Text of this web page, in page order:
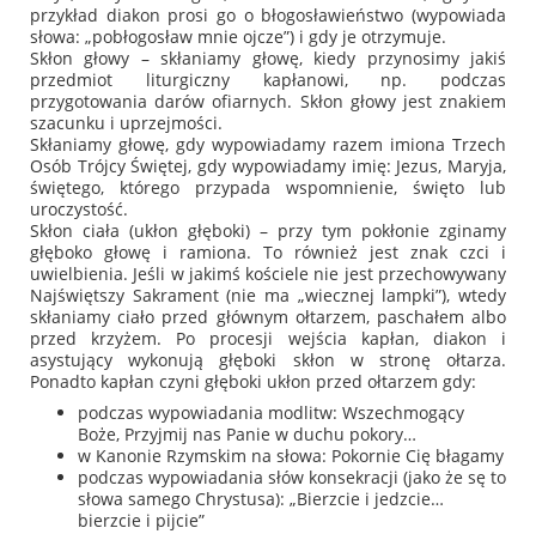
przykład diakon prosi go o błogosławieństwo (wypowiada
słowa: „pobłogosław mnie ojcze”) i gdy je otrzymuje.
Skłon głowy – skłaniamy głowę, kiedy przynosimy jakiś
przedmiot liturgiczny kapłanowi, np. podczas
przygotowania darów ofiarnych. Skłon głowy jest znakiem
szacunku i uprzejmości.
Skłaniamy głowę, gdy wypowiadamy razem imiona Trzech
Osób Trójcy Świętej, gdy wypowiadamy imię: Jezus, Maryja,
świętego, którego przypada wspomnienie, święto lub
uroczystość.
Skłon ciała (ukłon głęboki) – przy tym pokłonie zginamy
głęboko głowę i ramiona. To również jest znak czci i
uwielbienia. Jeśli w jakimś kościele nie jest przechowywany
Najświętszy Sakrament (nie ma „wiecznej lampki”), wtedy
skłaniamy ciało przed głównym ołtarzem, paschałem albo
przed krzyżem. Po procesji wejścia kapłan, diakon i
asystujący wykonują głęboki skłon w stronę ołtarza.
Ponadto kapłan czyni głęboki ukłon przed ołtarzem gdy:
podczas wypowiadania modlitw: Wszechmogący
Boże, Przyjmij nas Panie w duchu pokory…
w Kanonie Rzymskim na słowa: Pokornie Cię błagamy
podczas wypowiadania słów konsekracji (jako że sę to
słowa samego Chrystusa): „Bierzcie i jedzcie…
bierzcie i pijcie”